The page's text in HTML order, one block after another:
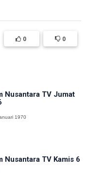
0 0
Nusantara TV Jumat
1970
Nusantara TV Kamis 6